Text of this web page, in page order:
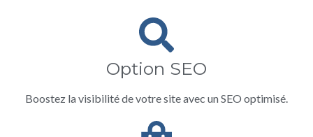
Option SEO
Boostez la visibilité de votre site avec un SEO optimisé.